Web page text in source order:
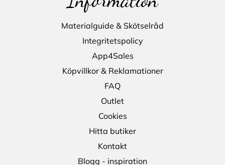
Materialguide & Skötselråd
Integritetspolicy
App4Sales
Köpvillkor & Reklamationer
FAQ
Outlet
Cookies
Hitta butiker
Kontakt
Blogg - inspiration